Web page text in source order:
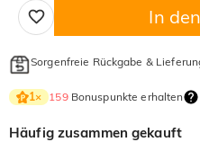
In
Sorgenfreie Rückgabe &
1× 159Bonuspunkte erhalten
Häufig zusammen gekauft